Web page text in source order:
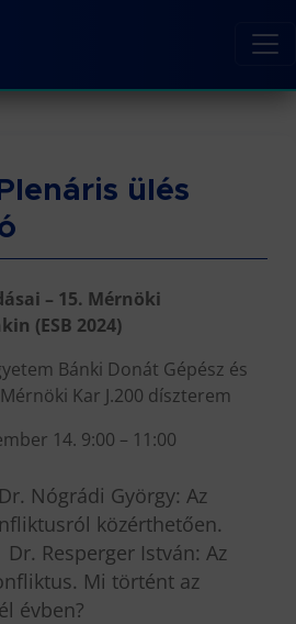
ülés
– 15. Mérnöki
(ESB 2024)
Bánki Donát Gépész és
Kar J.200 díszterem
14. 9:00 – 11:00
Nógrádi György: Az
közérthetően.
Dr. Resperger István: Az
Mi történt az
évben?